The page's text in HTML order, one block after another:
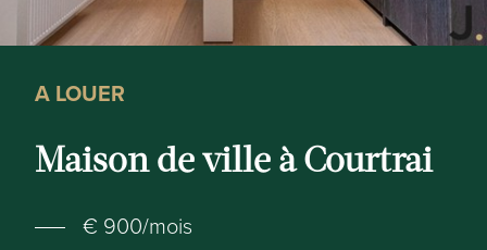
A LOUER
Maison de ville à Courtrai
€ 900/mois